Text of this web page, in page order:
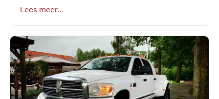
Lees meer...